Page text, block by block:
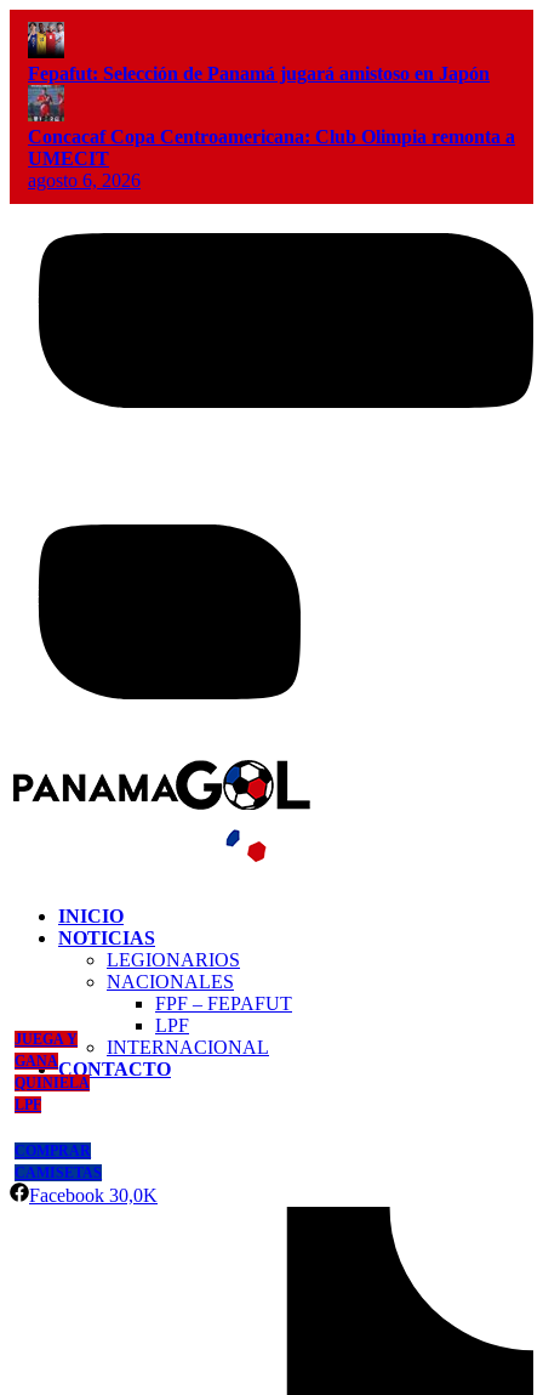
Fepafut: Selección de Panamá jugará amistoso en Japón
Concacaf Copa Centroamericana: Club Olimpia remonta a
UMECIT
agosto 6, 2026
INICIO
NOTICIAS
LEGIONARIOS
NACIONALES
FPF – FEPAFUT
LPF
INTERNACIONAL
CONTACTO
JUEGA Y
GANA
QUINIELA
LPF
COMPRAR
CAMISETAS
Facebook 30,0K